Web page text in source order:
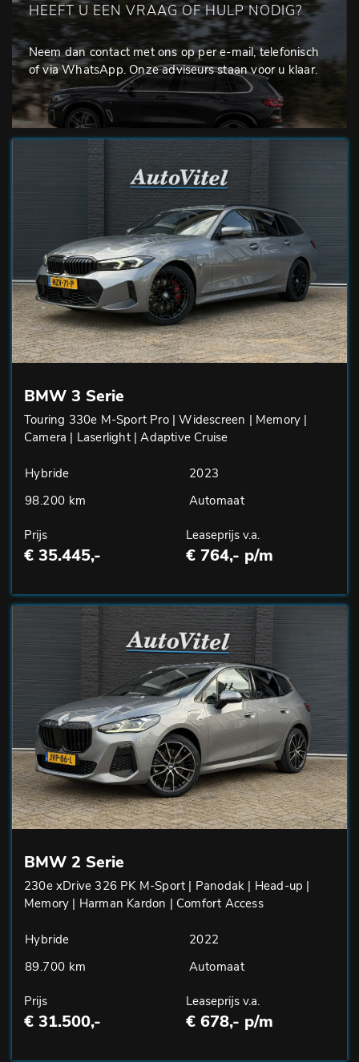
HEEFT U EEN VRAAG OF HULP NODIG?
Neem dan contact met ons op per e-mail, telefonisch
of via WhatsApp. Onze adviseurs staan voor u klaar.
BMW 3 Serie
Touring 330e M-Sport Pro | Widescreen | Memory |
Camera | Laserlight | Adaptive Cruise
Hybride
2023
98.200 km
Automaat
Prijs
€ 35.445,-
Leaseprijs v.a.
€ 764,- p/m
BMW 2 Serie
230e xDrive 326 PK M-Sport | Panodak | Head-up |
Memory | Harman Kardon | Comfort Access
Hybride
2022
89.700 km
Automaat
Prijs
€ 31.500,-
Leaseprijs v.a.
€ 678,- p/m